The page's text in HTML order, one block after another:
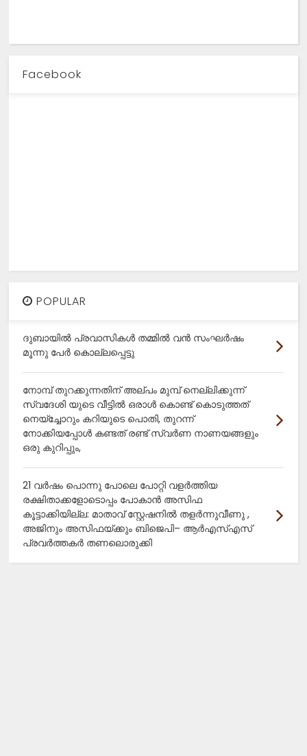
Facebook
POPULAR
ദുബായിൽ പ്രവാസികൾ തമ്മിൽ വൻ സംഘർഷം
മൂന്നു പേർ കൊല്ലപ്പെട്ടു
നോമ്പ് തുറക്കുന്നതിന് അല്പം മുമ്പ് നെല്ലിക്കുന്ന്
സ്വദേശി യുടെ വീട്ടിൽ ഒരാൾ കൊണ്ട് കൊടുത്തത്
നെയ്ച്ചോറും കറിയുടെ പൊതി, തുറന്ന്
നോക്കിയപ്പോൾ കണ്ടത് രണ്ട് സ്വർണ നാണയങ്ങളും
ഒരു കുറിപ്പും,
21 വർഷം പൊന്നു പോലെ പോറ്റി വളർത്തിയ
രക്ഷിതാക്കളോടൊപ്പം പോകാൻ അസിഫ
കൂട്ടാക്കിയില്ല: മാതാവ് സ്റ്റേഷനിൽ തളർന്നുവീണു ,
അജിനും അസിഫയ്ക്കും ബിജെപി– ആർഎസ്എസ്
പ്രവർത്തകർ തണലൊരുക്കി